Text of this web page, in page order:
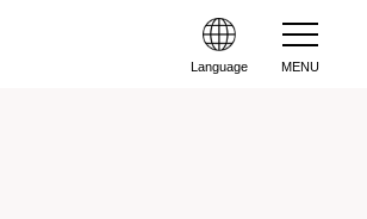
Language MENU